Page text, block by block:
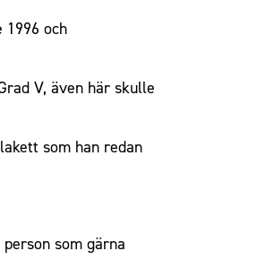
1996 och
V, även här skulle
som han redan
som gärna